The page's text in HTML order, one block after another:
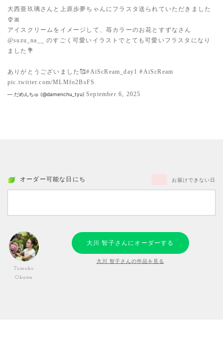
大西亜玖璃さんと上原歩夢ちゃんにフラスタ送られていただきました
🍨🎀
アイスクリームをイメージして、苺カラーのお花とすずなさん
@suzu_na__
のすごく可愛いイラストでとても可愛いフラスタになり
ました💐
ありがとうございました🥰#AiScReam_day1 #AiScReam
pic.twitter.com/MLMfo2BsFS
— だめんちゅ (@damenchu_tyu) September 6, 2025
オーダー可能な日にち お届けできない日
Tomoko
Okawa
大川 智子さんにオーダーする
大川 智子さんの作品を見る